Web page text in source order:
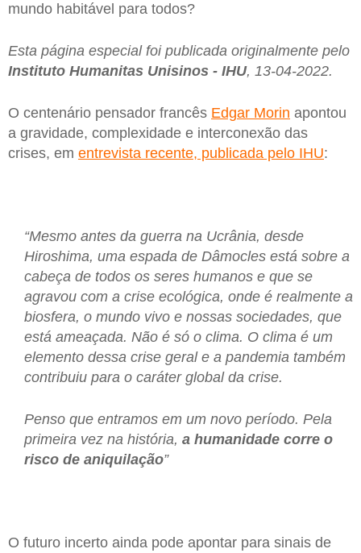
mundo habitável para todos?
Esta página especial foi publicada originalmente pelo
Instituto Humanitas Unisinos - IHU, 13-04-2022.
O centenário pensador francês Edgar Morin apontou
a gravidade, complexidade e interconexão das
crises, em entrevista recente, publicada pelo IHU:
“Mesmo antes da guerra na Ucrânia, desde
Hiroshima, uma espada de Dâmocles está sobre a
cabeça de todos os seres humanos e que se
agravou com a crise ecológica, onde é realmente a
biosfera, o mundo vivo e nossas sociedades, que
está ameaçada. Não é só o clima. O clima é um
elemento dessa crise geral e a pandemia também
contribuiu para o caráter global da crise.
Penso que entramos em um novo período. Pela
primeira vez na história, a humanidade corre o
risco de aniquilação”
O futuro incerto ainda pode apontar para sinais de